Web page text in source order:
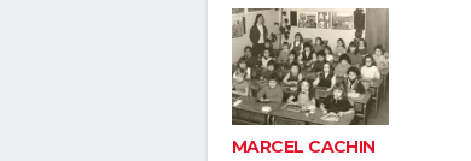
MARCEL CACHIN